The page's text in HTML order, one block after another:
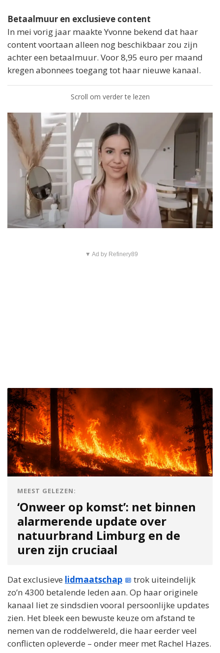
Betaalmuur en exclusieve content
In mei vorig jaar maakte Yvonne bekend dat haar
content voortaan alleen nog beschikbaar zou zijn
achter een betaalmuur. Voor 8,95 euro per maand
kregen abonnees toegang tot haar nieuwe kanaal.
Scroll om verder te lezen
▼ Ad by Refinery89
MEEST GELEZEN:
‘Onweer op komst’: net binnen
alarmerende update over
natuurbrand Limburg en de
uren zijn cruciaal
Dat exclusieve lidmaatschap
trok uiteindelijk
zo’n 4300 betalende leden aan. Op haar originele
kanaal liet ze sindsdien vooral persoonlijke updates
zien. Het bleek een bewuste keuze om afstand te
nemen van de roddelwereld, die haar eerder veel
conflicten opleverde – onder meer met Rachel Hazes.